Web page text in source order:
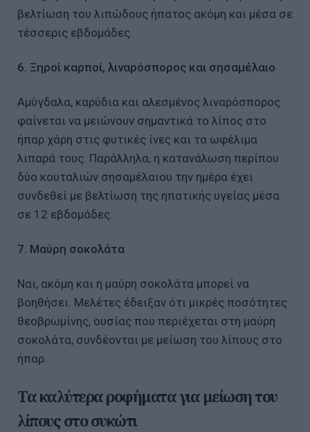
βελτίωση του λιπώδους ήπατος ακόμη και μέσα σε
τέσσερις εβδομάδες.
6. Ξηροί καρποί, λιναρόσπορος και σησαμέλαιο
Αμύγδαλα, καρύδια και αλεσμένος λιναρόσπορος
φαίνεται να μειώνουν σημαντικά το λίπος στο
ήπαρ χάρη στις φυτικές ίνες και τα ωφέλιμα
λιπαρά τους. Παράλληλα, η κατανάλωση περίπου
δύο κουταλιών σησαμέλαιου την ημέρα έχει
συνδεθεί με βελτίωση της ηπατικής υγείας μέσα
σε 12 εβδομάδες.
7. Μαύρη σοκολάτα
Ναι, ακόμη και η μαύρη σοκολάτα μπορεί να
βοηθήσει. Μελέτες έδειξαν ότι μικρές ποσότητες
θεοβρωμίνης, ουσίας που περιέχεται στη μαύρη
σοκολάτα, συνδέονται με μείωση του λίπους στο
ήπαρ.
Τα καλύτερα ροφήματα για μείωση του
λίπους στο συκώτι